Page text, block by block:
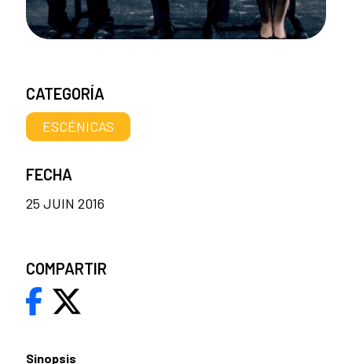
Sinopsis
CATEGORÍA
ESCÉNICAS
FECHA
25 JUIN 2016
COMPARTIR